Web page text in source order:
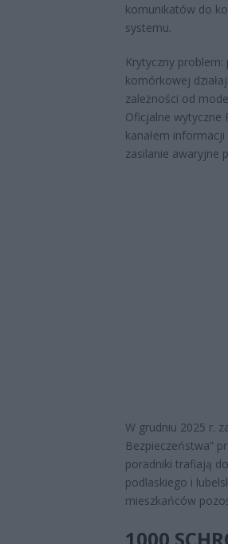
komunikatów do
systemu.
Krytyczny
komórkowej
zależności od
Oficjalne wytyczne
kanałem
zasilanie awaryjne
W grudniu 2025 r.
Bezpieczeństwa”
poradniki trafiają
podlaskiego i
mieszkańców